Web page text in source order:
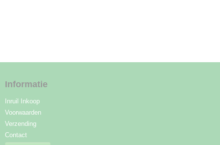
Informatie
Inruil Inkoop
Voorwaarden
Verzending
Contact